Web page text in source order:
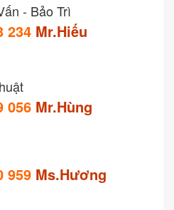
- Bảo Trì
234 Mr.Hiếu
056 Mr.Hùng
959 Ms.Hương